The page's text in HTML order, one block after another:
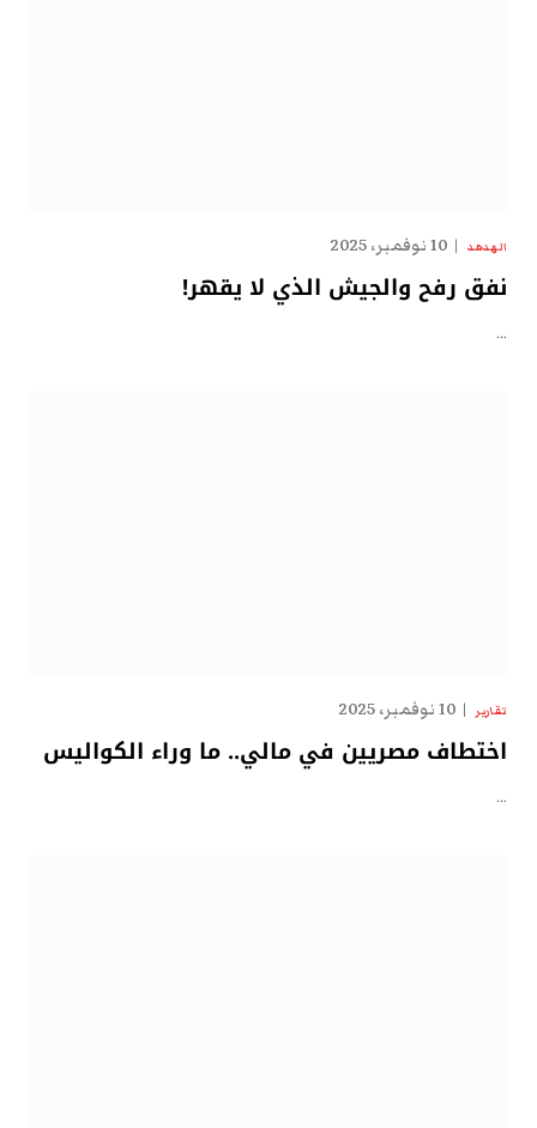
الهدهد 10 نوفمبر، 2025
نفق رفح والجيش الذي لا يقهر!
…
تقارير 10 نوفمبر، 2025
اختطاف مصريين في مالي.. ما وراء الكواليس
…